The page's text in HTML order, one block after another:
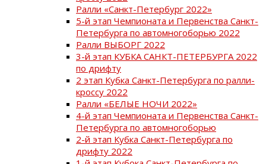
Ралли «Санкт-Петербург 2022»
5-й этап Чемпионата и Первенства Санкт-
Петербурга по автомногоборью 2022
Ралли ВЫБОРГ 2022
3-й этап КУБКА САНКТ-ПЕТЕРБУРГА 2022
по дрифту
2 этап Кубка Санкт-Петербурга по ралли-
кроссу 2022
Ралли «БЕЛЫЕ НОЧИ 2022»
4-й этап Чемпионата и Первенства Санкт-
Петербурга по автомногоборью
2-й этап Кубка Санкт-Петербурга по
дрифту 2022